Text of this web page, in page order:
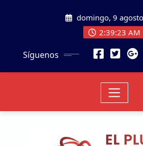
domingo, 9
2:39:24 AM
Síguenos